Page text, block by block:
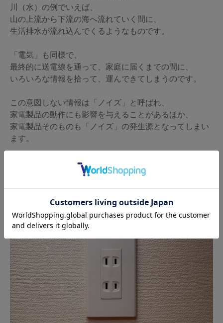
川（水）の例でいえば、
山の上流から下流の海へ流れていく間に、
生活排水が流れ込んでくるようなものです。
「電気」も同様で、
最終的に送電線を通って、家庭に届くまでの間に、
いろいろな情報を拾って、運んできてしまうのです。
この意図しない情報は「ノイズ」と呼ばれ、
家電製品の動作にも影響を与えることがあるほか、
家電製品そのものも「ノイズ」の発生源となってしまい
ます。
「ノイズ」の乗った電気に囲まれた生活は、
意図しない情報を受け取りながら生活しているようなも